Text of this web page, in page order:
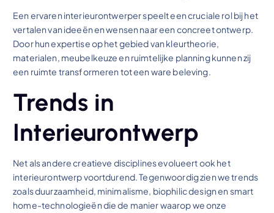
Een ervaren interieurontwerper speelt een cruciale rol bij het
vertalen van ideeën en wensen naar een concreet ontwerp.
Door hun expertise op het gebied van kleurtheorie,
materialen, meubelkeuze en ruimtelijke planning kunnen zij
een ruimte transformeren tot een ware beleving.
Trends in
Interieurontwerp
Net als andere creatieve disciplines evolueert ook het
interieurontwerp voortdurend. Tegenwoordig zien we trends
zoals duurzaamheid, minimalisme, biophilic design en smart
home-technologieën die de manier waarop we onze